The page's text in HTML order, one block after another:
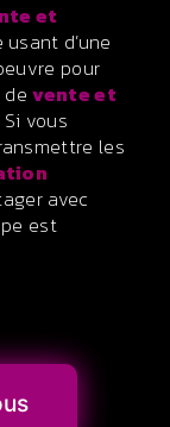
et
d’une
pour
devente et
vous
les
avec
est